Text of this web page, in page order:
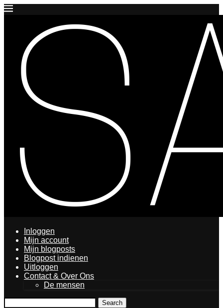
Inloggen
Mijn account
Mijn blogposts
Blogpost indienen
Uitloggen
Contact & Over Ons
De mensen
Search